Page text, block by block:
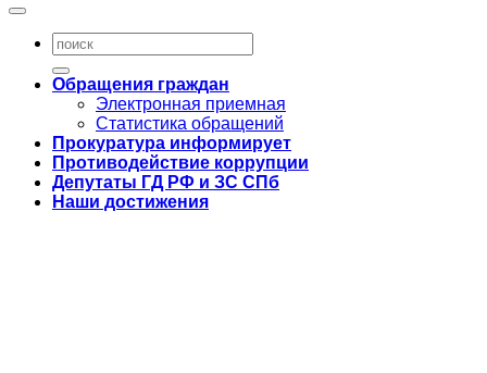
Обращения граждан
Электронная приемная
Статистика обращений
Прокуратура информирует
Противодействие коррупции
Депутаты ГД РФ и ЗС СПб
Наши достижения